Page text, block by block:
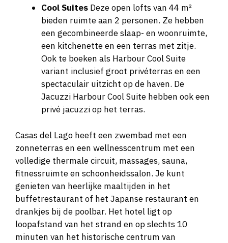
Cool Suites Deze open lofts van 44 m²
bieden ruimte aan 2 personen. Ze hebben
een gecombineerde slaap- en woonruimte,
een kitchenette en een terras met zitje.
Ook te boeken als Harbour Cool Suite
variant inclusief groot privéterras en een
spectaculair uitzicht op de haven. De
Jacuzzi Harbour Cool Suite hebben ook een
privé jacuzzi op het terras.
Casas del Lago heeft een zwembad met een
zonneterras en een wellnesscentrum met een
volledige thermale circuit, massages, sauna,
fitnessruimte en schoonheidssalon. Je kunt
genieten van heerlijke maaltijden in het
buffetrestaurant of het Japanse restaurant en
drankjes bij de poolbar. Het hotel ligt op
loopafstand van het strand en op slechts 10
minuten van het historische centrum van